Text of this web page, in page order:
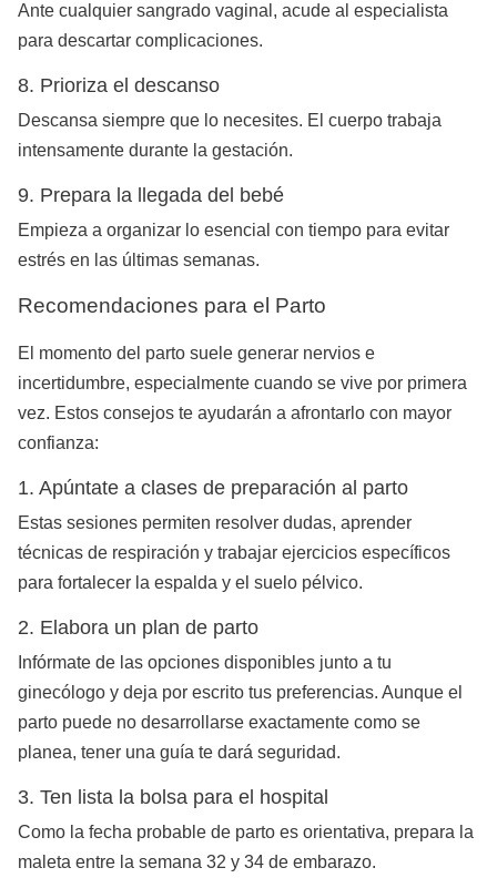
Ante cualquier sangrado vaginal, acude al especialista
para descartar complicaciones.
8. Prioriza el descanso
Descansa siempre que lo necesites. El cuerpo trabaja
intensamente durante la gestación.
9. Prepara la llegada del bebé
Empieza a organizar lo esencial con tiempo para evitar
estrés en las últimas semanas.
Recomendaciones para el Parto
El momento del parto suele generar nervios e
incertidumbre, especialmente cuando se vive por primera
vez. Estos consejos te ayudarán a afrontarlo con mayor
confianza:
1. Apúntate a clases de preparación al parto
Estas sesiones permiten resolver dudas, aprender
técnicas de respiración y trabajar ejercicios específicos
para fortalecer la espalda y el suelo pélvico.
2. Elabora un plan de parto
Infórmate de las opciones disponibles junto a tu
ginecólogo y deja por escrito tus preferencias. Aunque el
parto puede no desarrollarse exactamente como se
planea, tener una guía te dará seguridad.
3. Ten lista la bolsa para el hospital
Como la fecha probable de parto es orientativa, prepara la
maleta entre la semana 32 y 34 de embarazo.